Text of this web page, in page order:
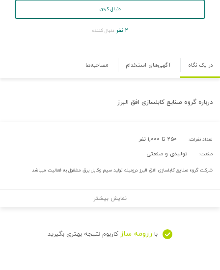
دنبال کردن
۲ نفر دنبال کننده
در یک نگاه آگهی‌های استخدام مصاحبه‌ها
درباره گروه صنایع کابلسازی افق البرز
تعداد نفرات: ۲۵۰ تا ۱,۰۰۰ نفر
صنعت: تولیدی و صنعتی
شرکت گروه صنایع کابلسازی افق البرز درزمینه تولید سیم وکابل برق مشغول به فعالیت میباشد
نمایش بیشتر
با رزومه ساز کاربوم نتیجه بهتری بگیرید